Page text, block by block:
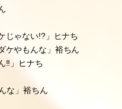
ん(_´3｀)
。」